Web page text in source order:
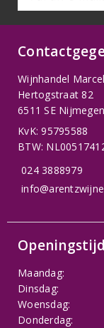
Wijnhandel
Hertogstraat 82
6511 SE Nijmegen
KvK: 95795588
BTW:
024 3888979
Maandag:
Dinsdag:
Woensdag:
Donderdag: